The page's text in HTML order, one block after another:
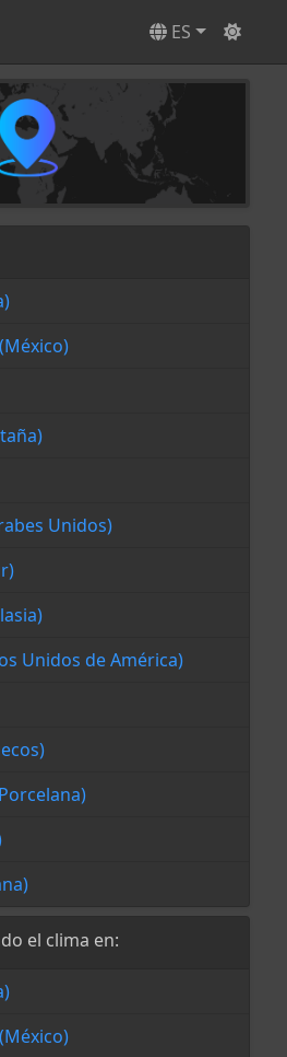
ES
Unidos)
Unidos de América)
el clima en: